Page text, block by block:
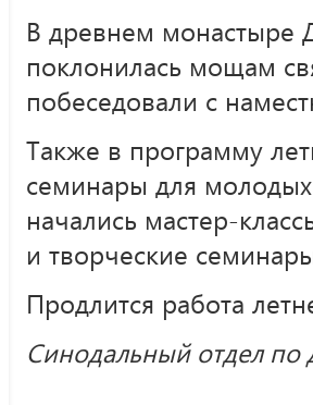
В древнем монастыре
поклонилась мощам
побеседовали с
Также в программу
семинары для
начались мастер-
и творческие
Продлится работа
Синодальный отдел